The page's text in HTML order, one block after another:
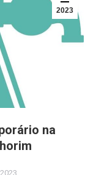
2023
na